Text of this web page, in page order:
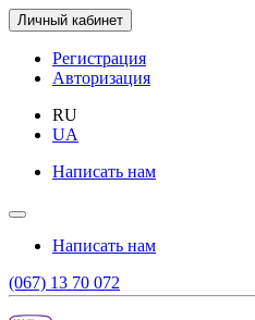
Личный кабинет
Регистрация
Авторизация
RU
UA
Написать нам
Написать нам
(067) 13 70 072